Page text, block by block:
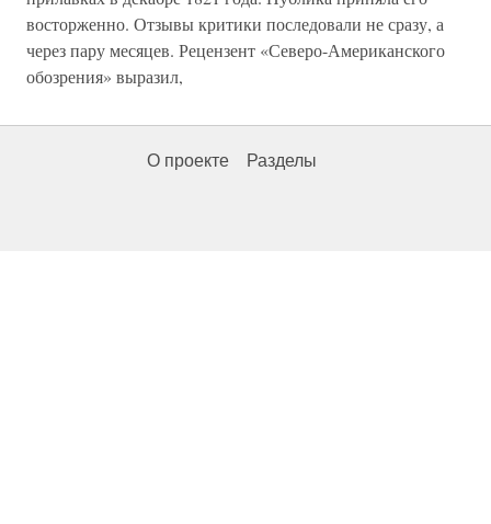
восторженно. Отзывы критики последовали не сразу, а
через пару месяцев. Рецензент «Северо-Американского
обозрения» выразил,
О проекте Разделы